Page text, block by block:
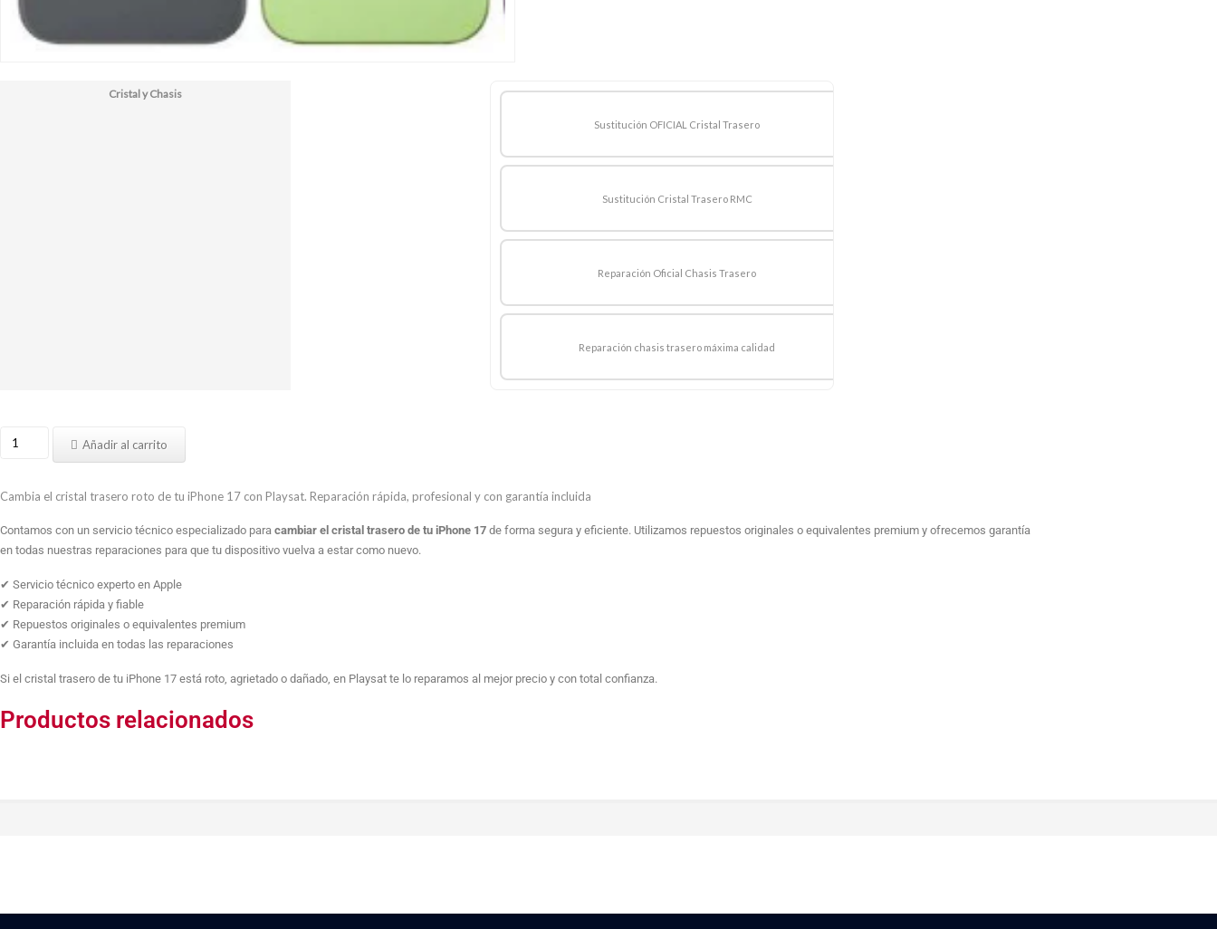
Cristal y Chasis
Sustitución OFICIAL Cristal Trasero
Sustitución Cristal Trasero RMC
Reparación Oficial Chasis Trasero
Reparación chasis trasero máxima calidad
Cambiar
iPhone
cantidad
Añadir al carrito
Cambia el cristal trasero roto de tu iPhone 17 con Playsat. Reparación rápida, profesional y con garantía incluida
Contamos con un servicio técnico especializado para cambiar el cristal trasero de tu iPhone 17 de forma segura y eficiente. Utilizamos repuestos originales o equivalentes premium y ofrecemos garantía
en todas nuestras reparaciones para que tu dispositivo vuelva a estar como nuevo.
✔ Servicio técnico experto en Apple
✔ Reparación rápida y fiable
✔ Repuestos originales o equivalentes premium
✔ Garantía incluida en todas las reparaciones
Si el cristal trasero de tu iPhone 17 está roto, agrietado o dañado, en Playsat te lo reparamos al mejor precio y con total confianza.
Productos relacionados